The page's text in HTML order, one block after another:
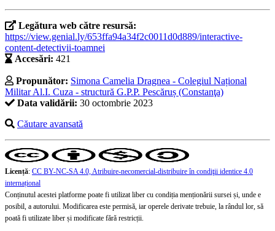
Legătura web către resursă:
https://view.genial.ly/653ffa94a34f2c0011d0d889/interactive-
content-detectivii-toamnei
Accesări: 421
Propunător: Simona Camelia Dragnea - Colegiul Național
Militar Al.I. Cuza - structură G.P.P. Pescăruș (Constanţa)
Data validării: 30 octombrie 2023
Căutare avansată
Licență: CC BY-NC-SA 4.0, Atribuire-necomercial-distribuire în condiţii identice 4.0
internațional
Conținutul acestei platforme poate fi utilizat liber cu condiția menționării sursei și, unde e
posibil, a autorului. Modificarea este permisă, iar operele derivate trebuie, la rândul lor, să
poată fi utilizate liber și modificate fără restricții.